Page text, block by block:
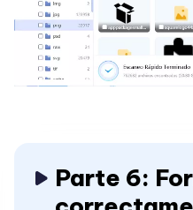
Parte 6: